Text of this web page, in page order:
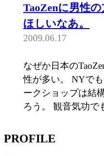
TaoZenに男性
ほしいなあ。
2009.06.17
なぜか日本の
性が多い。 NYで
ークショップは結
ろう。 観音気功
PROFILE